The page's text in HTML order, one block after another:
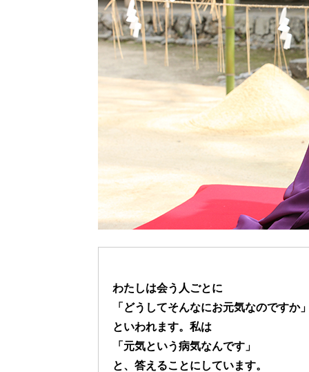
わたしは会う人ごとに
「どうしてそんなにお元気なのですか
といわれます。私は
「元気という病気なんです」
と、答えることにしています。